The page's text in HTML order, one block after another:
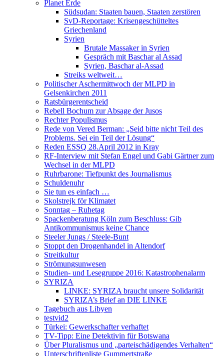
Planet Erde
Südsudan: Staaten bauen, Staaten zerstören
SvD-Reportage: Krisengeschütteltes
Griechenland
Syrien
Brutale Massaker in Syrien
Gespräch mit Baschar al Assad
Syrien, Baschar al-Assad
Streiks weltweit…
Politischer Aschermittwoch der MLPD in
Gelsenkirchen 2011
Ratsbürgerentscheid
Rebell Bochum zur Absage der Jusos
Rechter Populismus
Rede von Vered Berman: „Seid bitte nicht Teil des
Problems. Sei ein Teil der Lösung“
Reden ESSQ 28.April 2012 in Kray
RF-Interview mit Stefan Engel und Gabi Gärtner zum
Wechsel in der MLPD
Ruhrbarone: Tiefpunkt des Journalismus
Schuldenuhr
Sie tun es einfach …
Skolstrejk för Klimatet
Sonntag – Ruhetag
Spackenberatung Köln zum Beschluss: Gib
Antikommunismus keine Chance
Steeler Jungs / Steele-Bunt
Stoppt den Drogenhandel in Altendorf
Streitkultur
Strömungsunwesen
Studien- und Lesegruppe 2016: Katastrophenalarm
SYRIZA
LINKE: SYRIZA braucht unsere Solidarität
SYRIZA’s Brief an DIE LINKE
Tagebuch aus Libyen
testvid2
Türkei: Gewerkschafter verhaftet
TV-Tipp: Eine Detektivin für Botswana
Über Pluralismus und „parteischädigendes Verhalten“
Unterschriftenliste Gummertstraße